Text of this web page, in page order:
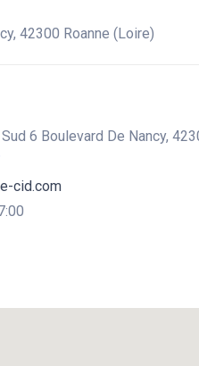
42300 Roanne (Loire)
6 Boulevard De Nancy,
cid.com